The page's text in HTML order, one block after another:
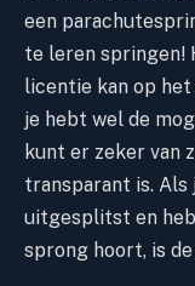
een
te leren springen!
licentie kan op
je hebt wel de
kunt er zeker van
transparant is. Als
uitgesplitst en
sprong hoort, is